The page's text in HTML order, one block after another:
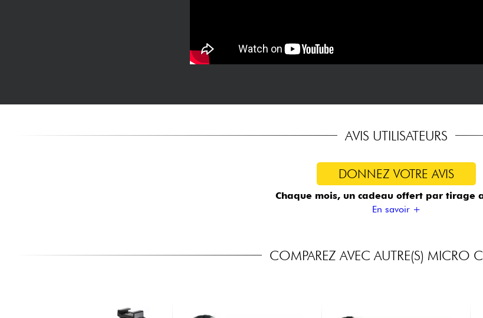
AVIS UTILISATEURS
DONNEZ VOTRE AVIS
Chaque mois, un cadeau offert par tirage
En savoir +
COMPAREZ AVEC AUTRE(S) MICRO